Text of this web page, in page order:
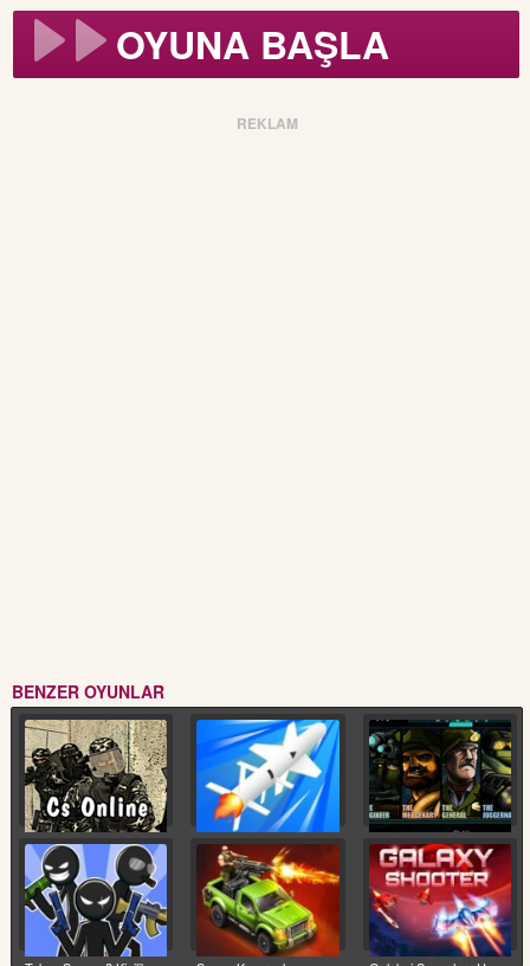
OYUNA BAŞLA
REKLAM
BENZER OYUNLAR
Cs Online Füze Saldırı Timi 2